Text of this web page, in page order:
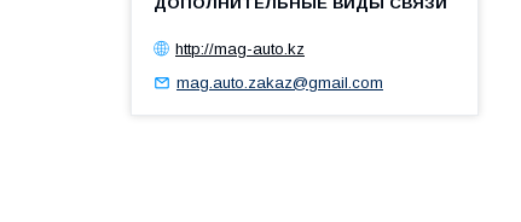
http://mag-auto.kz
mag.auto.zakaz@gmail.com